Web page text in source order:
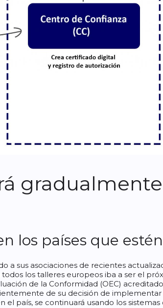
gradualmente
los países que
a sus asociaciones de recientes
los talleres europeos iba a ser el
de la Conformidad (OEC)
de su decisión de
el país, se continuará usando los